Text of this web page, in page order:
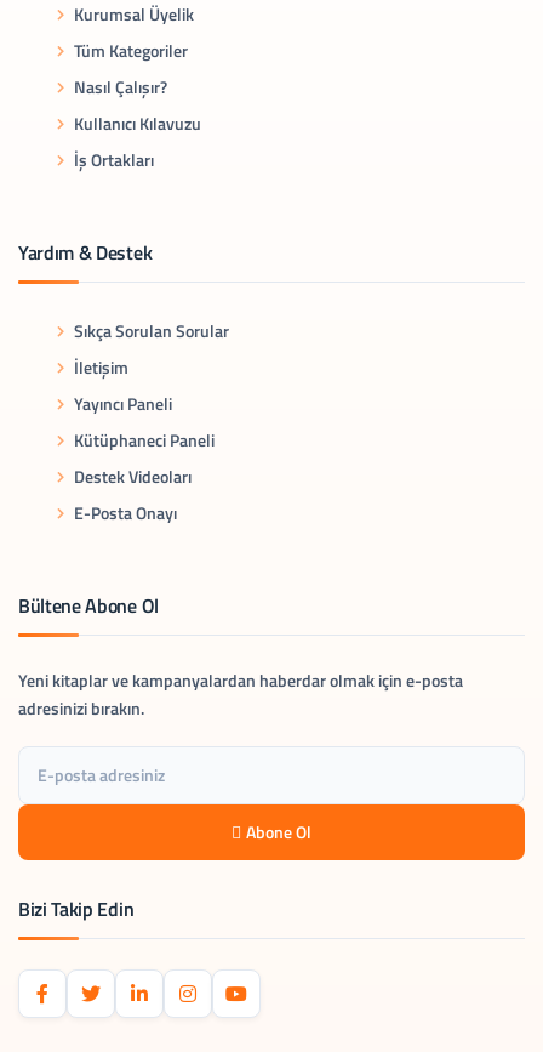
Kurumsal Üyelik
Tüm Kategoriler
Nasıl Çalışır?
Kullanıcı Kılavuzu
İş Ortakları
Yardım & Destek
Sıkça Sorulan Sorular
İletişim
Yayıncı Paneli
Kütüphaneci Paneli
Destek Videoları
E-Posta Onayı
Bültene Abone Ol
Yeni kitaplar ve kampanyalardan haberdar olmak için e-posta
adresinizi bırakın.
Abone Ol
Bizi Takip Edin